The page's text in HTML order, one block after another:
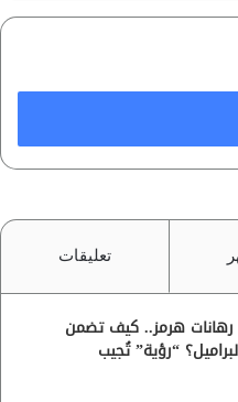
تعليقات
رهانات هرمز.. كيف تضمن
“رؤية” تُجيب